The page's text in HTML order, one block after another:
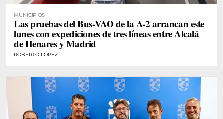
MUNICIPIOS
Las pruebas del Bus-VAO de la A-2 arrancan este
lunes con expediciones de tres líneas entre Alcalá
de Henares y Madrid
ROBERTO LÓPEZ